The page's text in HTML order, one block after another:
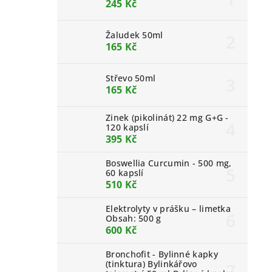
245 Kč
Žaludek 50ml
165 Kč
Střevo 50ml
165 Kč
Zinek (pikolinát) 22 mg G+G -
120 kapslí
395 Kč
Boswellia Curcumin - 500 mg,
60 kapslí
510 Kč
Elektrolyty v prášku – limetka
Obsah: 500 g
600 Kč
Bronchofit - Bylinné kapky
(tinktura) Bylinkářovo